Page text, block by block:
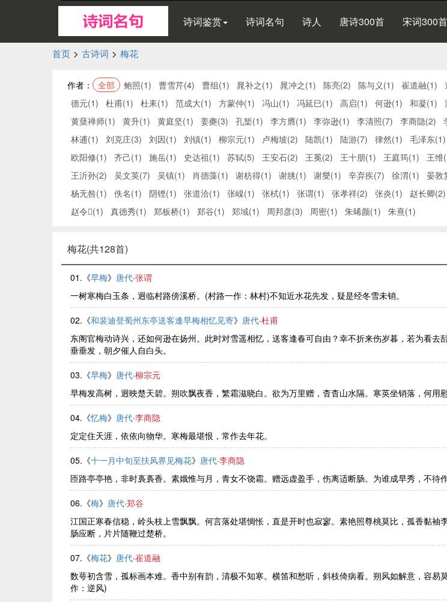
诗词鉴赏 诗词名句 诗人 唐诗300首 宋词300首
首页 > 古诗词 > 梅花
作者： 全部 鲍照(1) 曹雪芹(4) 曹组(1) 晁补之(1) 晁冲之(1) 陈亮(2) 陈与义(1) 崔道融(1)
德元(1)
杜甫(1) 杜耒(1) 范成大(1) 方蒙仲(1) 冯山(1) 冯延巳(1) 高启(1) 何逊(1) 和凝(1)
黄蘖禅师(1)
黄升(1) 黄庭坚(1) 姜夔(3) 孔榘(1) 李方膺(1) 李弥逊(1) 李清照(7) 李商隐(2)
林逋(1)
刘克庄(3) 刘因(1) 刘镇(1) 柳宗元(1) 卢梅坡(2) 陆凯(1) 陆游(7) 律然(1) 毛泽东(1)
欧阳修(1)
齐己(1) 施岳(1) 史达祖(1) 苏轼(5) 王安石(2) 王冕(2) 王十朋(1) 王庭筠(1) 王维
王沂孙(2)
吴文英(7) 吴镇(1) 肖德藻(1) 谢枋得(1) 谢朓(1) 谢燮(1) 辛弃疾(7) 徐渭(1) 晏敦
杨无咎(1)
佚名(1) 阴铿(1) 张道洽(1) 张嵲(1) 张栻(1) 张谓(1) 张孝祥(2) 张炎(1) 赵长卿(2)
赵令(1)
真德秀(1) 郑板桥(1) 郑谷(1) 郑域(1) 周邦彦(3) 周密(1) 朱晞颜(1) 朱熹(1)
梅花(共128首)
01.《早梅》 唐代·张谓
一树寒梅白玉条，迥临村路傍溪桥。(村路一作：林村)不知近水花先发，疑是经冬雪未销。
02.《和裴迪登蜀州东亭送客逢早梅相忆见寄》 唐代·杜甫
东阁官梅动诗兴，还如何逊在扬州。此时对雪遥相忆，送客逢春可自由？幸不折来伤岁暮，若为看去
垂垂发，朝夕催人自白头。
03.《早梅》 唐代·柳宗元
早梅发高树，迥映楚天碧。朔吹飘夜香，繁霜滋晓白。欲为万里赠，杳杳山水隔。寒英坐销落，何用慰
04.《忆梅》 唐代·李商隐
定定住天涯，依依向物华。寒梅最堪恨，常作去年花。
05.《十一月中旬至扶风界见梅花》 唐代·李商隐
匝路亭亭艳，非时裛裛香。素娥惟与月，青女不饶霜。赠远虚盈手，伤离适断肠。为谁成早秀，不待作
06.《梅》 唐代·郑谷
江国正寒春信稳，岭头枝上雪飘飘。何言落处堪惆怅，直是开时也寂寥。素艳照尊桃莫比，孤香黏袖
肠应断，片片随鞭过楚桥。
07.《梅花》 唐代·崔道融
数萼初含雪，孤标画本难。香中别有韵，清极不知寒。横笛和愁听，斜枝倚病看。朔风如解意，容易
作：逆风)